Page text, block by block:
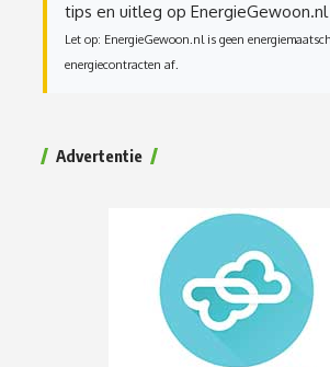
tips en uitleg op EnergieGewoon.nl
Let op: EnergieGewoon.nl is geen
energiecontracten af.
Advertentie